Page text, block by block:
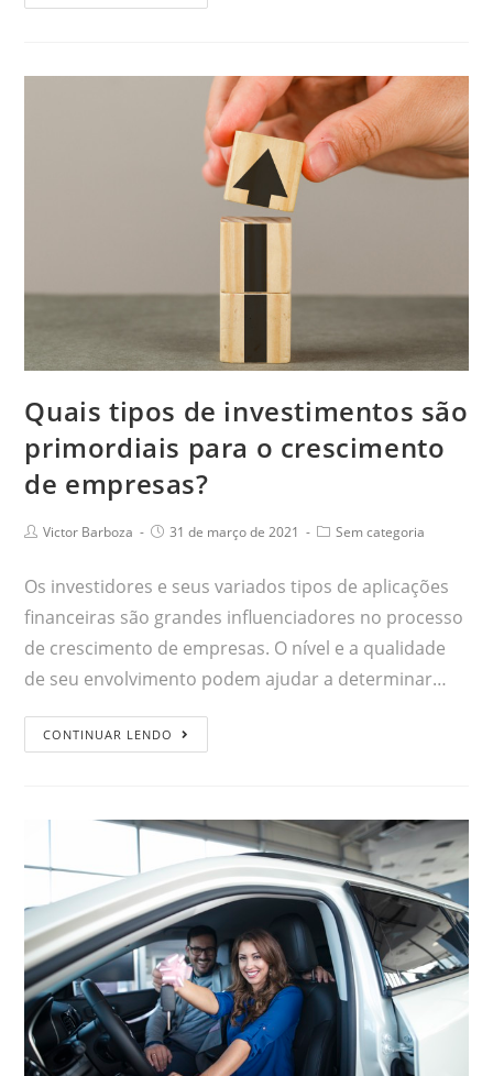
Quais tipos de investimentos são
primordiais para o crescimento
de empresas?
Victor Barboza 31 de março de 2021 Sem categoria
Os investidores e seus variados tipos de aplicações
financeiras são grandes influenciadores no processo
de crescimento de empresas. O nível e a qualidade
de seu envolvimento podem ajudar a determinar…
CONTINUAR LENDO